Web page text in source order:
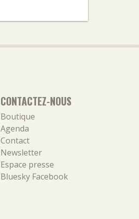
CONTACTEZ-NOUS
Boutique
Agenda
Contact
Newsletter
Espace presse
Bluesky Facebook